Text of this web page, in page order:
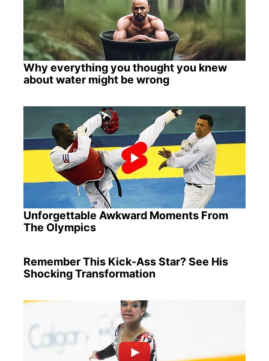
Why everything you thought you knew
about water might be wrong
Unforgettable Awkward Moments From
The Olympics
Remember This Kick-Ass Star? See His
Shocking Transformation